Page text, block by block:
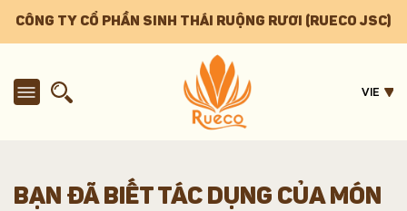
CÔNG TY CỔ PHẦN SINH THÁI RUỘNG RƯƠI (RUECO JSC)
VIE
BẠN ĐÃ BIẾT TÁC DỤNG CỦA MÓN